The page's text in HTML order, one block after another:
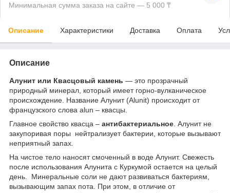
Минимальная сумма заказа на сайте — 5 000 ₸
Описание Характеристики Доставка Оплата
Описание
Алунит или Квасцовый камень ― это прозрачный
природный минерал, который имеет горно-вулканическое
происхождение. Название Алунит (Alunit) происходит от
французского слова alun – квасцы.
Главное свойство квасца – антибактериальное . Алунит не
закупоривая поры нейтрализует бактерии, которые вызывают
неприятный запах.
На чистое тело наносят смоченный в воде Алунит. Свежесть
после использования Алунита с Куркумой остается на целый
день. Минеральные соли не дают развиваться бактериям,
вызывающим запах пота. При этом, в отличие от